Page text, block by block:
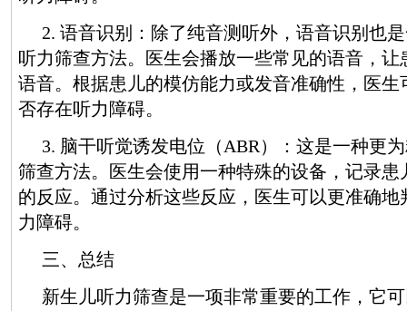
2. 语音识别：除了纯音测听外，语音识别也
听力筛查方法。医生会播放一些常见的语音，
语音。根据患儿的模仿能力或发音准确性，医生
否存在听力障碍。
3. 脑干听觉诱发电位（ABR）：这是一种更
筛查方法。医生会使用一种特殊的设备，记录患
的反应。通过分析这些反应，医生可以更准确
力障碍。
三、总结
新生儿听力筛查是一项非常重要的工作，它